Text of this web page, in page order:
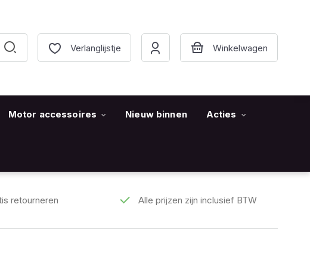
Verlanglijstje
Motor accessoires Nieuw binnen Acties
retourneren Alle prijzen zijn inclusief BTW